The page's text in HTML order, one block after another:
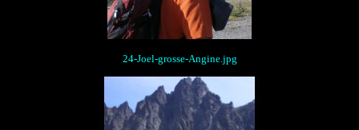
24-Joel-grosse-Angine.jpg